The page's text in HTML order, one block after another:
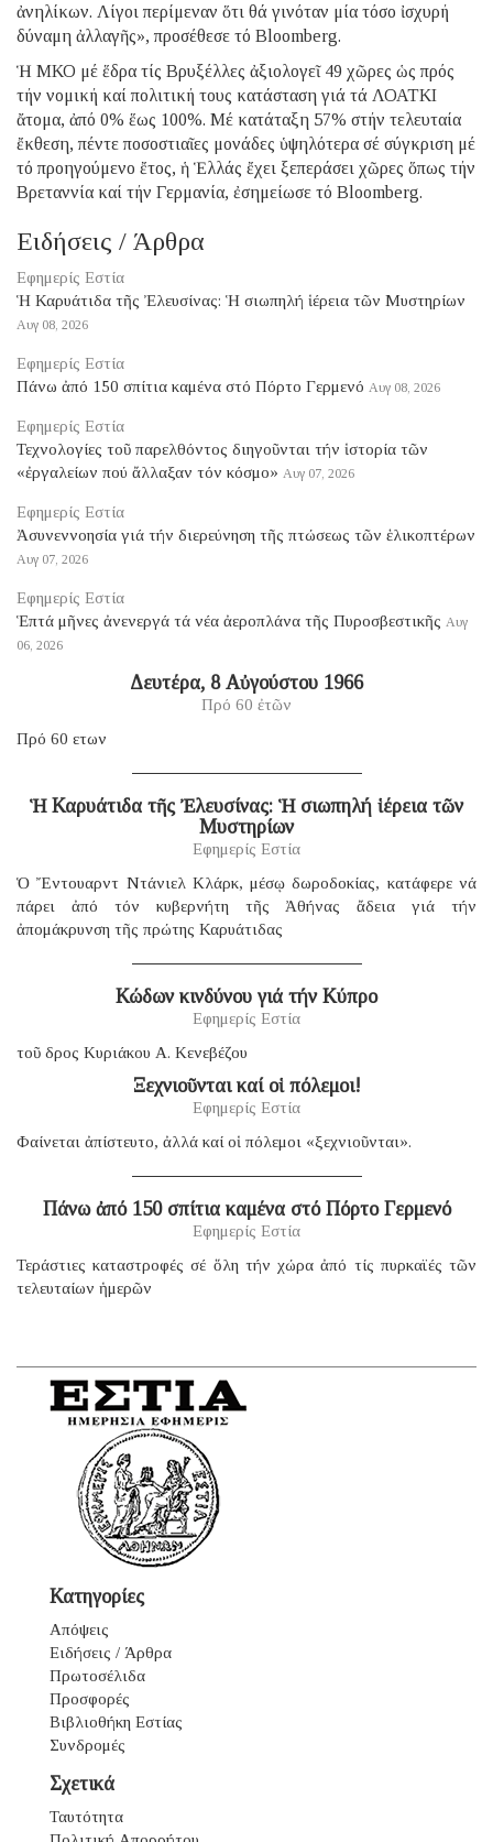
ἀνηλίκων. Λίγοι περίμεναν ὅτι θά γινόταν μία τόσο ἰσχυρή
δύναμη ἀλλαγῆς», προσέθεσε τό Bloomberg.
Ἡ ΜΚΟ μέ ἕδρα τίς Βρυξέλλες ἀξιολογεῖ 49 χῶρες ὡς πρός
τήν νομική καί πολιτική τους κατάσταση γιά τά ΛΟΑΤΚΙ
ἄτομα, ἀπό 0% ἕως 100%. Μέ κατάταξη 57% στήν τελευταία
ἔκθεση, πέντε ποσοστιαῖες μονάδες ὑψηλότερα σέ σύγκριση μέ
τό προηγούμενο ἔτος, ἡ Ἑλλάς ἔχει ξεπεράσει χῶρες ὅπως τήν
Βρεταννία καί τήν Γερμανία, ἐσημείωσε τό Bloomberg.
Ειδήσεις / Άρθρα
Εφημερίς Εστία
Ἡ Καρυάτιδα τῆς Ἐλευσίνας: Ἡ σιωπηλή ἱέρεια τῶν Μυστηρίων
Αυγ 08, 2026
Εφημερίς Εστία
Πάνω ἀπό 150 σπίτια καμένα στό Πόρτο Γερμενό Αυγ 08, 2026
Εφημερίς Εστία
Τεχνολογίες τοῦ παρελθόντος διηγοῦνται τήν ἱστορία τῶν
«ἐργαλείων πού ἄλλαξαν τόν κόσμο» Αυγ 07, 2026
Εφημερίς Εστία
Ἀσυνεννοησία γιά τήν διερεύνηση τῆς πτώσεως τῶν ἑλικοπτέρων
Αυγ 07, 2026
Εφημερίς Εστία
Ἑπτά μῆνες ἀνενεργά τά νέα ἀεροπλάνα τῆς Πυροσβεστικῆς Αυγ
06, 2026
Δευτέρα, 8 Αὐγούστου 1966
Πρό 60 ἐτῶν
Πρό 60 ετων
Ἡ Καρυάτιδα τῆς Ἐλευσίνας: Ἡ σιωπηλή ἱέρεια τῶν
Μυστηρίων
Εφημερίς Εστία
Ὁ Ἔντουαρντ Ντάνιελ Κλάρκ, μέσῳ δωροδοκίας, κατάφερε νά
πάρει ἀπό τόν κυβερνήτη τῆς Ἀθήνας ἄδεια γιά τήν
ἀπομάκρυνση τῆς πρώτης Καρυάτιδας
Κώδων κινδύνου γιά τήν Κύπρο
Εφημερίς Εστία
τοῦ δρος Κυριάκου Α. Κενεβέζου
Ξεχνιοῦνται καί οἱ πόλεμοι!
Εφημερίς Εστία
Φαίνεται ἀπίστευτο, ἀλλά καί οἱ πόλεμοι «ξεχνιοῦνται».
Πάνω ἀπό 150 σπίτια καμένα στό Πόρτο Γερμενό
Εφημερίς Εστία
Τεράστιες καταστροφές σέ ὅλη τήν χώρα ἀπό τίς πυρκαϊές τῶν
τελευταίων ἡμερῶν
Κατηγορίες
Απόψεις
Ειδήσεις / Άρθρα
Πρωτοσέλιδα
Προσφορές
Βιβλιοθήκη Εστίας
Συνδρομές
Σχετικά
Ταυτότητα